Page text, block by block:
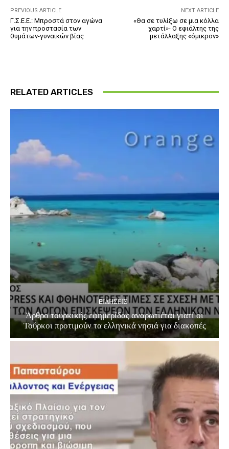
PREVIOUS ARTICLE
Γ.Σ.Ε.Ε.: Μπροστά στον αγώνα
για την προστασία των
θυμάτων-γυναικών βίας
NEXT ARTICLE
«Θα σε τυλίξω σε μια κόλλα
χαρτί»- Ο εφιάλτης της
μετάλλαξης «όμικρον»
RELATED ARTICLES
EΙΔΗΣΕΙΣ
Άρθρο τουρκικής εφημερίδας αναρωτιέται γιατί οι
Τούρκοι προτιμούν τα ελληνικά νησιά για διακοπές